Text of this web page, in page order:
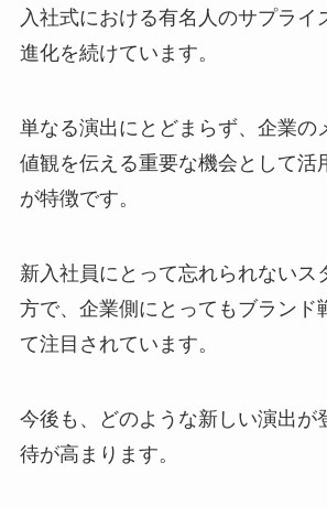
入社式における有名人のサプライ
進化を続けています。
単なる演出にとどまらず、企業の
値観を伝える重要な機会として活
が特徴です。
新入社員にとって忘れられないス
方で、企業側にとってもブランド
て注目されています。
今後も、どのような新しい演出が
待が高まります。